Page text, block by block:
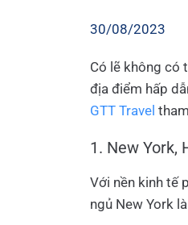
30/08/2023
Có lẽ không có
địa điểm hấp
GTT Travel
1. New York,
Với nền kinh tế
ngủ New York